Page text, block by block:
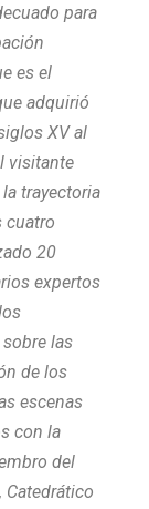
para
es el
adquirió
XV al
visitante
trayectoria
cuatro
20
expertos
las
de los
escenas
con la
del
Catedrático